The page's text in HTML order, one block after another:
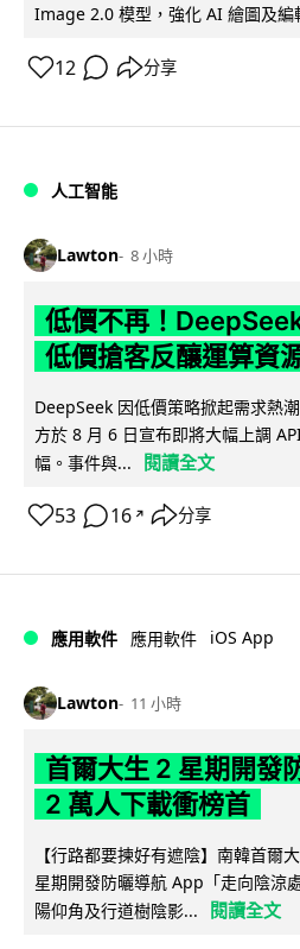
Image 2.0 模型，強化 AI 繪圖及編
12 分享
人工智能
Lawton 8 小時
低價不再！
低價搶客反釀運算資
DeepSeek 因低價策略掀起需求熱
方於 8 月 6 日宣布即將大幅上調
幅。事件與...
閱讀全文
53 16 ↗ 分享
應用軟件 應用軟件 iOS App
Lawton 11 小時
首爾大生 2 星期開發
2 萬人下載衝榜首
【行路都要揀好有遮陰】南韓首爾
星期開發防曬導航 App「走向陰涼
陽仰角及行道樹陰影...
閱讀全文